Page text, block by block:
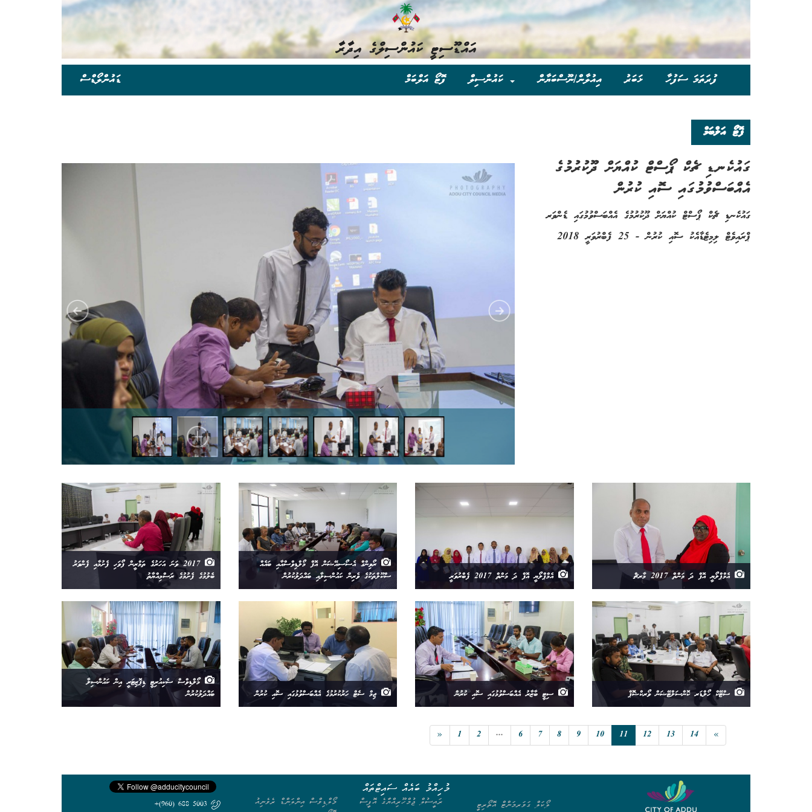
އައްޑޫސިޓީ ކައުންސިލްގެ އިދާރާ
ފުރަތަމަ ސަފުހާ ޚަބަރު އިއުލާން/ނޫސްބަޔާން ފޮޓޯ އަލްބަމް ޑައުންލޯޑްސް
ފޮޓޯ އަލްބަމް
ގައުކެނޑި ޗެކް ޕޯސްޓް ކުއްޔަށް ދޫކުރުމުގެ
އެއްބަސްވުމުގައި ސޮއި ކުރުން
ގައުކެނޑި ޗެކް ޕޯސްޓް ކުއްޔަށް ދޫކުރުމުގެ އެއްބަސްވުމުގައި ޑެންވަރ
ޕްރައިވެޓް ލިމިޓެޑާއެކު ސޮއި ކުރުން - 25 ފެބްރުވަރީ 2018
އެމްޕްލޯޔީ އޮފް ދަ މަންތް 2017 މާރޗް އެމްޕްލޯޔީ އޮފް ދަ މަންތް 2017 ފެބްރުވަރީ
ރޯވިންގް އެސޯސިއޭޝަން އޮފް މޯލްޑިވްސްއާއި ބައެއް
ސްކޫލްތަކުގެ ވެރިން ކައުންސިލާއި ބައްދަލުކުރުން
2017 ވަނަ އަހަރުގެ ތަމްރީން ފޯވަހި ފެށުމާއި ފެންވަރު
ބެލުމުގެ ފެށުމުގެ ރަސްމިއްޔާތު
ސްޓޭކް ހޯލްޑަރ ކޮންސަލްޓޭޝަން ވޯރކްޝޮޮޕް ސިޓީ ބާޒާރު އެއްބަސްވުމުގައި ސޮއި ކުރުން ޖިމް ސެޓް ހަރުކުރުމުގެ އެއްބަސްވުމުގައި ސޮއި ކުރުން
މޯލްޑިވްސް ސެކިއުރިޓީ ޑިޕޮޒިޓަރީ އިން ކައުންސިލާ
ބައްދަލުކުރުން
« 1 2 ... 6 7 8 9 10 11 12 13 14 »
މުހިއްމު ބައެއް ސައިޓްތައް
ލޯކަލް ގަވަރމަންޓް އޮތޯރިޓީ ރައީސުލް ޖުމްހޫރިއްޔާގެ އޮފީސް
މޯލްޑިވްސް އިންލަންޑް ރެވެނިއު